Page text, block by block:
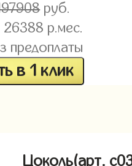
руб.
26388 р.мес.
предоплаты
в 1 клик
Цоколь(арт.